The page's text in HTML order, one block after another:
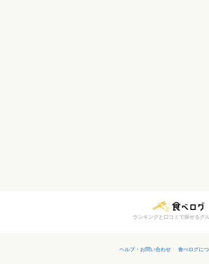
ランキングと口コミで探せるグ
ヘルプ・お問い合わせ | 食べログに